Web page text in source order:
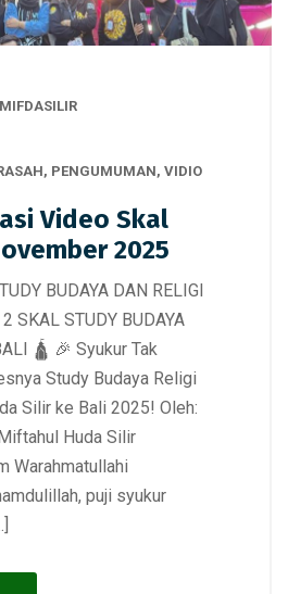
MIFDASILIR
, PENGUMUMAN, VIDIO
Video Skal
2025
BUDAYA DAN RELIGI
SKAL STUDY BUDAYA
🛕 🎉 Syukur Tak
Study Budaya Religi
Silir ke Bali 2025! Oleh:
Huda Silir
Warahmatullahi
puji syukur